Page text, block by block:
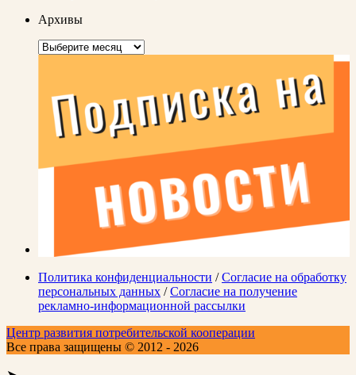
Архивы
Архивы
Политика конфиденциальности /Согласие на обработку
персональных данных /Согласие на получение
рекламно-информационной рассылки
Центр развития потребительской кооперации
Все права защищены © 2012 - 2026